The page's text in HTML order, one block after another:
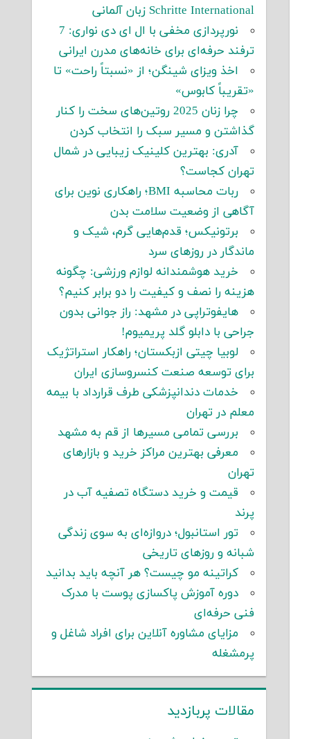
Schritte International زبان آلمانی
نورپردازی مخفی با ال ای دی نواری: 7
ترفند حرفه‌ای برای خانه‌های مدرن ایرانی
اخذ ویزای شینگن؛ از «نسبتاً راحت» تا
«تقریباً کابوس»
چرا زنان 2025 روتین‌های سخت را کنار
گذاشتن و مسیر سبک را انتخاب کردن
آدری: بهترین کلینیک زیبایی در شمال
تهران کجاست؟
ربات محاسبه BMI؛ راهکاری نوین برای
آگاهی از وضعیت سلامت بدن
برتونیکس؛ قدم‌هایی گرم، شیک و
ماندگار در روزهای سرد
خرید هوشمندانه لوازم ورزشی: چگونه
هزینه را نصف و کیفیت را دو برابر کنیم؟
هایفوتراپی در مشهد: راز جوانی بدون
جراحی با دابلو گلد پریمیوم!
لوبیا چیتی ازبکستان؛ راهکار استراتژیک
برای توسعه صنعت کنسروسازی ایران
خدمات دندانپزشکی طرف قرارداد با بیمه
معلم در تهران
بررسی تمامی مسیرها از قم به مشهد
معرفی بهترین مراکز خرید و بازارهای
تهران
قیمت و خرید دستگاه تصفیه آب در
پرند
تور استانبول؛ دروازه‌ای به سوی زندگی
شبانه و روزهای تاریخی
کراتینه مو چیست؟ هر آنچه باید بدانید
دوره آموزش پاکسازی پوست با مدرک
فنی حرفه‌ای
مزایای مشاوره آنلاین برای افراد شاغل و
پرمشغله
مقالات پربازدید